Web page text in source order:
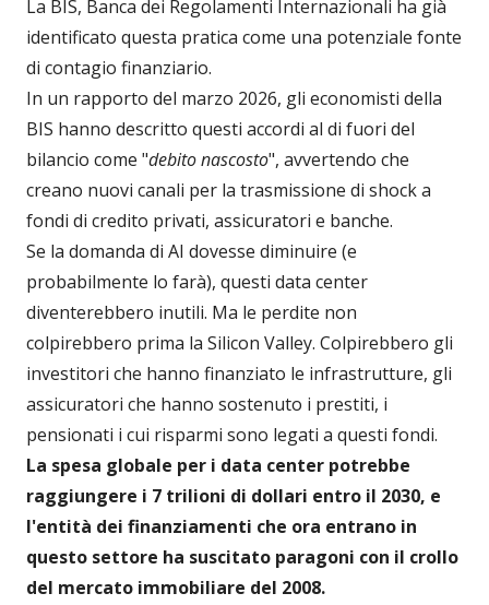
La BIS, Banca dei Regolamenti Internazionali ha già
identificato questa pratica come una potenziale fonte
di contagio finanziario.
In un rapporto del marzo 2026, gli economisti della
BIS hanno descritto questi accordi al di fuori del
bilancio come "debito nascosto", avvertendo che
creano nuovi canali per la trasmissione di shock a
fondi di credito privati, assicuratori e banche.
Se la domanda di AI dovesse diminuire (e
probabilmente lo farà), questi data center
diventerebbero inutili. Ma le perdite non
colpirebbero prima la Silicon Valley. Colpirebbero gli
investitori che hanno finanziato le infrastrutture, gli
assicuratori che hanno sostenuto i prestiti, i
pensionati i cui risparmi sono legati a questi fondi.
La spesa globale per i data center potrebbe
raggiungere i 7 trilioni di dollari entro il 2030, e
l'entità dei finanziamenti che ora entrano in
questo settore ha suscitato paragoni con il crollo
del mercato immobiliare del 2008.